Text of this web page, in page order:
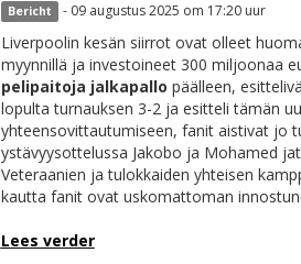
Bericht - 09 augustus 2025 om 17:20 uur
Liverpoolin kesän siirrot ovat olleet
myynnillä ja investoineet 300 miljoonaa
pelipaitoja jalkapallo päälleen,
lopulta turnauksen 3-2 ja esitteli tämän
yhteensovittautumiseen, fanit aistivat jo
ystävyysottelussa Jakobo ja Mohamed
Veteraanien ja tulokkaiden yhteisen
kautta fanit ovat uskomattoman
Lees verder